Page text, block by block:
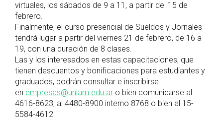
virtuales, los sábados de 9 a 11, a partir del 15 de
febrero.
Finalmente, el curso presencial de Sueldos y Jornales
tendrá lugar a partir del viernes 21 de febrero, de 16 a
19, con una duración de 8 clases.
Las y los interesados en estas capacitaciones, que
tienen descuentos y bonificaciones para estudiantes y
graduados, podrán consultar e inscribirse
en empresas@unlam.edu.ar o bien comunicarse al
4616-8623, al 4480-8900 interno 8768 o bien al 15-
5584-4612